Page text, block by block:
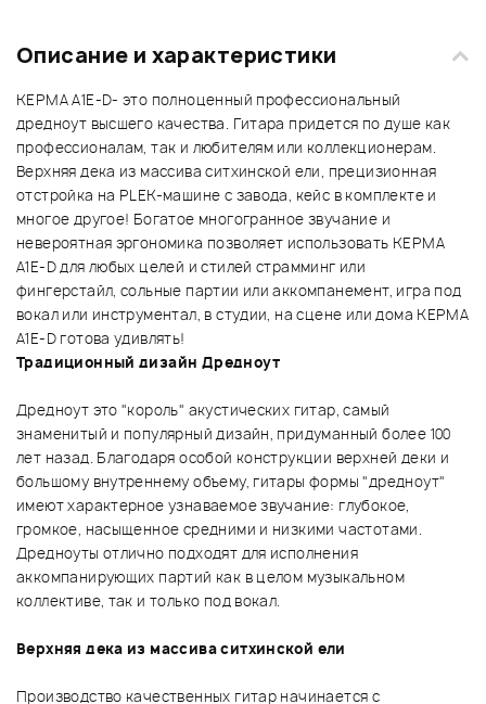
Описание и характеристики
KEPMA A1E-D- это полноценный профессиональный
дредноут высшего качества. Гитара придется по душе как
профессионалам, так и любителям или коллекционерам.
Верхняя дека из массива ситхинской ели, прецизионная
отстройка на PLEK-машине с завода, кейс в комплекте и
многое другое! Богатое многогранное звучание и
невероятная эргономика позволяет использовать KEPMA
A1E-D для любых целей и стилей страмминг или
фингерстайл, сольные партии или аккомпанемент, игра под
вокал или инструментал, в студии, на сцене или дома KEPMA
A1E-D готова удивлять!
Традиционный дизайн Дредноут
Дредноут это "король" акустических гитар, самый
знаменитый и популярный дизайн, придуманный более 100
лет назад. Благодаря особой конструкции верхней деки и
большому внутреннему объему, гитары формы "дредноут"
имеют характерное узнаваемое звучание: глубокое,
громкое, насыщенное средними и низкими частотами.
Дредноуты отлично подходят для исполнения
аккомпанирующих партий как в целом музыкальном
коллективе, так и только под вокал.
Верхняя дека из массива ситхинской ели
Производство качественных гитар начинается с